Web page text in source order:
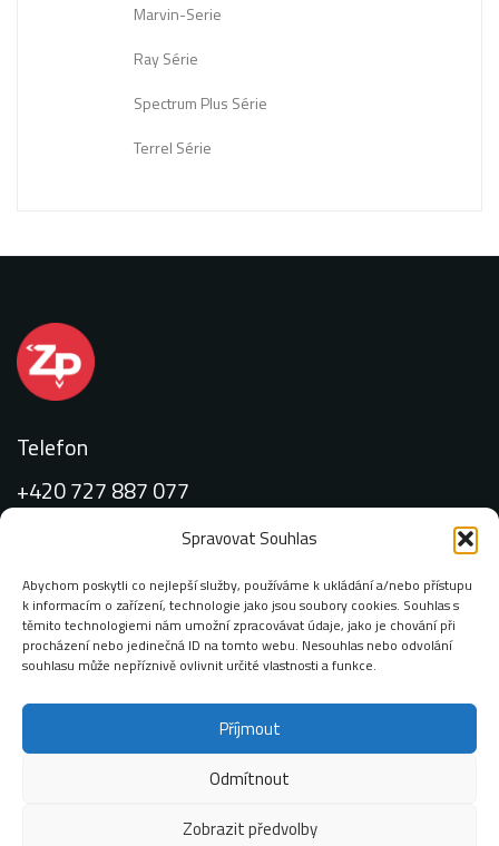
Spravovat Souhlas
Abychom poskytli co nejlepší služby, používáme k ukládání a/nebo přístupu
k informacím o zařízení, technologie jako jsou soubory cookies. Souhlas s
těmito technologiemi nám umožní zpracovávat údaje, jako je chování při
procházení nebo jedinečná ID na tomto webu. Nesouhlas nebo odvolání
souhlasu může nepříznivě ovlivnit určité vlastnosti a funkce.
Příjmout
Odmítnout
Zobrazit předvolby
Marvin-Serie
Ray Série
Spectrum Plus Série
Terrel Série
Telefon
+420 727 887 077
Email:
info@zimop.cz
Chodovská 228/3 141 00 Praha 4 – Michle